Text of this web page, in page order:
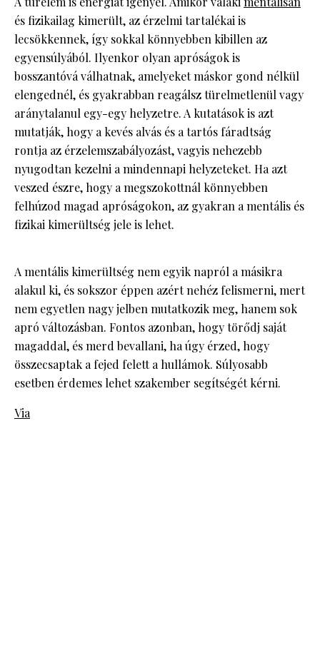
és fizikailag kimerült, az érzelmi tartalékai is
lecsökkennek, így sokkal könnyebben kibillen az
egyensúlyából. Ilyenkor olyan apróságok is
bosszantóvá válhatnak, amelyeket máskor gond nélkül
elengednél, és gyakrabban reagálsz türelmetlenül vagy
aránytalanul egy-egy helyzetre. A kutatások is azt
mutatják, hogy a kevés alvás és a tartós fáradtság
rontja az érzelemszabályozást, vagyis nehezebb
nyugodtan kezelni a mindennapi helyzeteket. Ha azt
veszed észre, hogy a megszokottnál könnyebben
felhúzod magad apróságokon, az gyakran a mentális és
fizikai kimerültség jele is lehet.
A mentális kimerültség nem egyik napról a másikra
alakul ki, és sokszor éppen azért nehéz felismerni, mert
nem egyetlen nagy jelben mutatkozik meg, hanem sok
apró változásban. Fontos azonban, hogy törődj saját
magaddal, és merd bevallani, ha úgy érzed, hogy
összecsaptak a fejed felett a hullámok. Súlyosabb
esetben érdemes lehet szakember segítségét kérni.
Via